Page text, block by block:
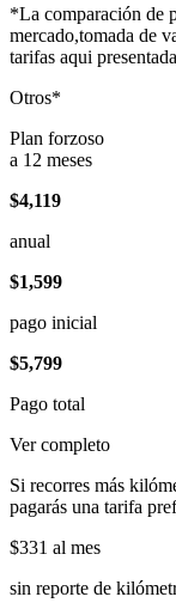
*La comparación de
mercado,tomada de
tarifas aqui
Otros*
Plan forzoso
a 12 meses
$4,119
anual
$1,599
pago inicial
$5,799
Pago total
Ver completo
Si recorres más
pagarás una tarifa
$331 al mes
sin reporte de